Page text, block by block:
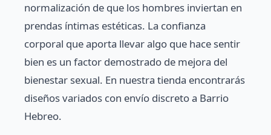
normalización de que los hombres inviertan en
prendas íntimas estéticas. La confianza
corporal que aporta llevar algo que hace sentir
bien es un factor demostrado de mejora del
bienestar sexual. En nuestra tienda encontrarás
diseños variados con envío discreto a Barrio
Hebreo.